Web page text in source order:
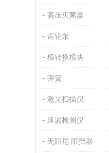
高压灭菌器
齿轮泵
模转换模块
弹簧
激光扫描仪
泄漏检测仪
无阻尼 阻挡器